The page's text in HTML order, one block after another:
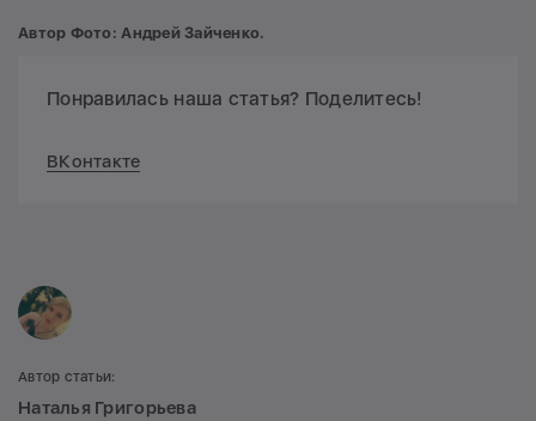
Автор Фото: Андрей Зайченко.
Понравилась наша статья? Поделитесь!
ВКонтакте
Автор статьи:
Наталья Григорьева